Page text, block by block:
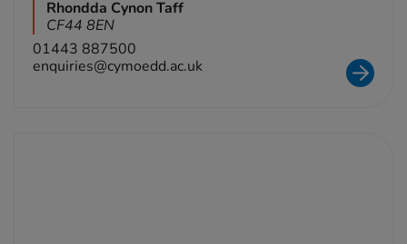
Rhondda Cynon Taff
CF44 8EN
01443 887500
enquiries@cymoedd.ac.uk